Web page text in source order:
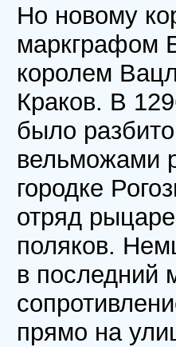
Но новому
маркграфом
королем
Краков. В
было
вельможами
городке
отряд
поляков.
в последний
прямо на